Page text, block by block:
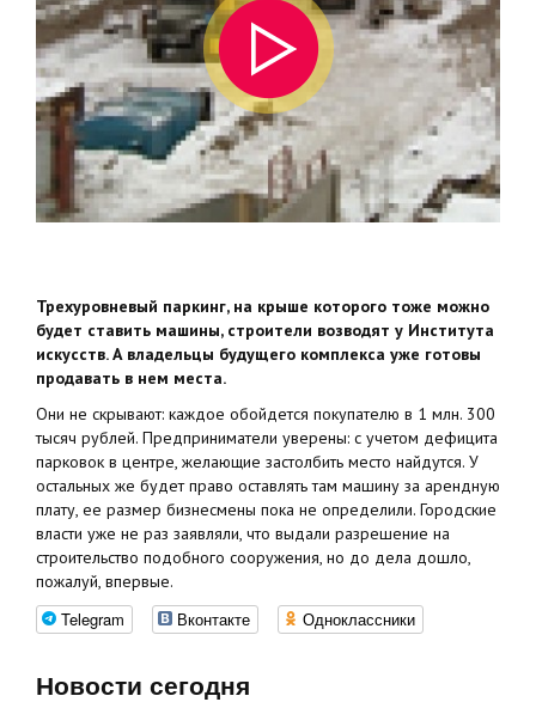
Трехуровневый паркинг, на крыше которого тоже можно
будет ставить машины, строители возводят у Института
искусств. А владельцы будущего комплекса уже готовы
продавать в нем места.
Они не скрывают: каждое обойдется покупателю в 1 млн. 300
тысяч рублей. Предприниматели уверены: с учетом дефицита
парковок в центре, желающие застолбить место найдутся. У
остальных же будет право оставлять там машину за арендную
плату, ее размер бизнесмены пока не определили. Городские
власти уже не раз заявляли, что выдали разрешение на
строительство подобного сооружения, но до дела дошло,
пожалуй, впервые.
Telegram Вконтакте Одноклассники
Новости сегодня